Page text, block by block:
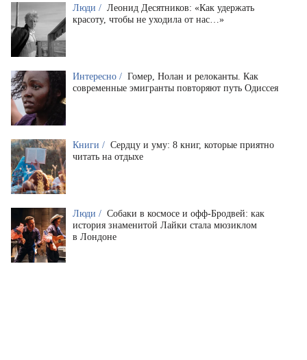
Люди / Леонид Десятников: «Как удержать
красоту, чтобы не уходила от нас…»
Интересно / Гомер, Нолан и релоканты. Как
современные эмигранты повторяют путь Одиссея
Книги / Сердцу и уму: 8 книг, которые приятно
читать на отдыхе
Люди / Собаки в космосе и офф-Бродвей: как
история знаменитой Лайки стала мюзиклом
в Лондоне